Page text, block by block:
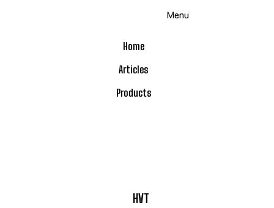
Home
Articles
Products
HVT
Menu